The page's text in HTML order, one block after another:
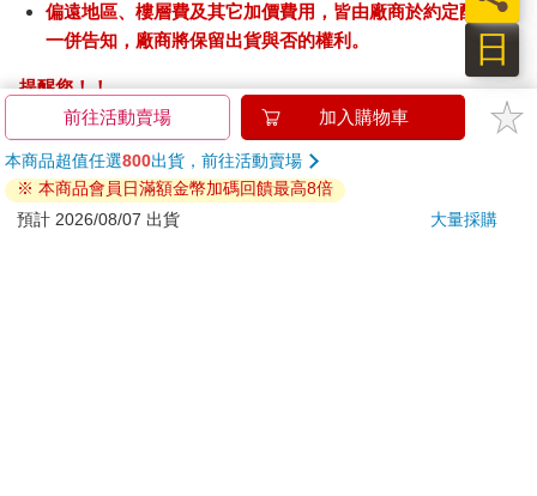
偏遠地區、樓層費及其它加價費用，皆由廠商於約定配送時
一併告知，廠商將保留出貨與否的權利。
提醒您！！
金石堂及銀行均不會請您操作ATM! 如接獲電話要求您前往
ATM提款機，請不要聽從指示，以免受騙上當！
退換貨須知：
**提醒您，鑑賞期不等於試用期，退回商品須為全新狀態**
前往活動賣場 加入購物車
本商品超值任選800出貨，前往活動賣場
※ 本商品會員日滿額金幣加碼回饋最高8倍
預計 2026/08/07 出貨
大量採購
日